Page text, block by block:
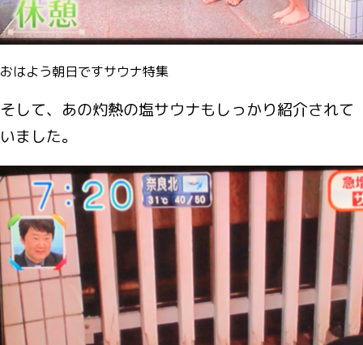
おはよう朝日ですサウナ特集
そして、あの灼熱の塩サウナもしっかり紹介されて
いました。